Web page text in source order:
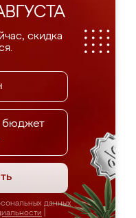
скидка
данных